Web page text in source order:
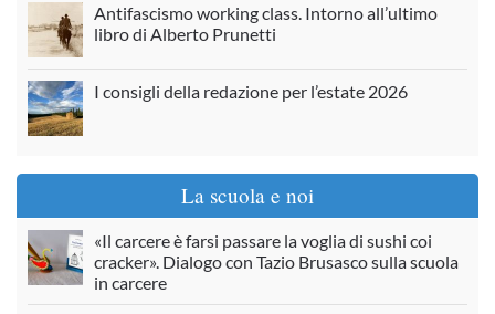
Antifascismo working class. Intorno all’ultimo
libro di Alberto Prunetti
I consigli della redazione per l’estate 2026
La scuola e noi
«Il carcere è farsi passare la voglia di sushi coi
cracker». Dialogo con Tazio Brusasco sulla scuola
in carcere